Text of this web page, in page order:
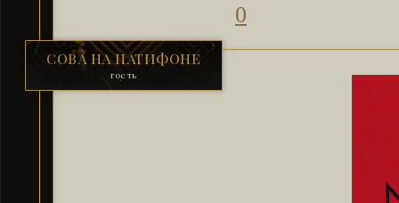
0
СОВА НА ПАТИФОНЕ
гость